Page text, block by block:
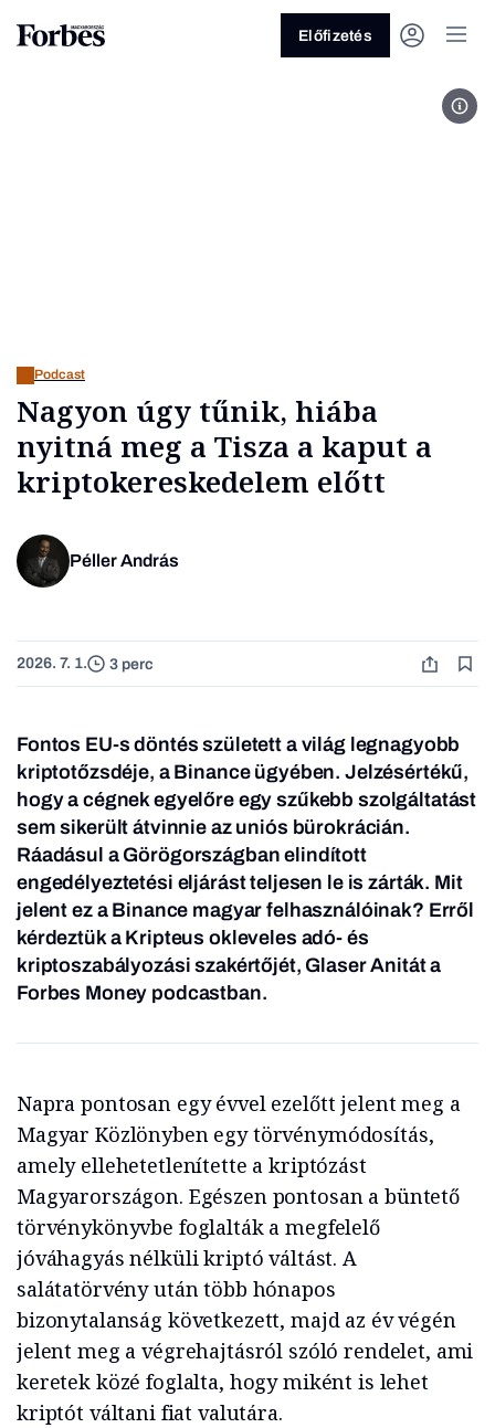
Előfizetés
Podcast
Nagyon úgy tűnik, hiába
nyitná meg a Tisza a kaput a
kriptokereskedelem előtt
Péller András
2026. 7. 1. 3 perc
Fontos EU-s döntés született a világ legnagyobb
kriptotőzsdéje, a Binance ügyében. Jelzésértékű,
hogy a cégnek egyelőre egy szűkebb szolgáltatást
sem sikerült átvinnie az uniós bürokrácián.
Ráadásul a Görögországban elindított
engedélyeztetési eljárást teljesen le is zárták. Mit
jelent ez a Binance magyar felhasználóinak? Erről
kérdeztük a Kripteus okleveles adó- és
kriptoszabályozási szakértőjét, Glaser Anitát a
Forbes Money podcastban.
Napra pontosan egy évvel ezelőtt jelent meg a
Magyar Közlönyben egy törvénymódosítás,
amely ellehetetlenítette a kriptózást
Magyarországon. Egészen pontosan a büntető
törvénykönyvbe foglalták a megfelelő
jóváhagyás nélküli kriptó váltást. A
salátatörvény után több hónapos
bizonytalanság következett, majd az év végén
jelent meg a végrehajtásról szóló rendelet, ami
keretek közé foglalta, hogy miként is lehet
kriptót váltani fiat valutára.